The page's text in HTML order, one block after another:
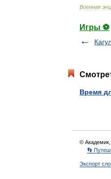
Военная
Игры ⚽
Время
©
👣
Экспорт